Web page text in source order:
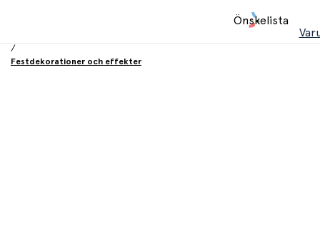
Önskelista
/
Festdekorationer och effekter